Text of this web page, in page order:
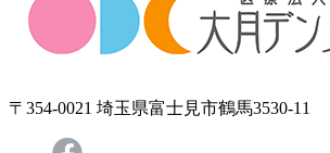
〒354-0021 埼玉県富士見市鶴馬3530-11